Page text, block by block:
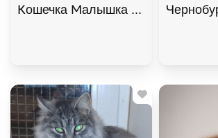
Кошечка Малышка ищет дом В